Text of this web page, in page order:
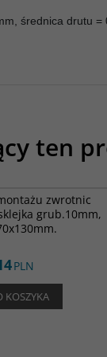
średnica drutu =
ten
zwrotnic
grub.10mm,
PLN
KOSZYKA